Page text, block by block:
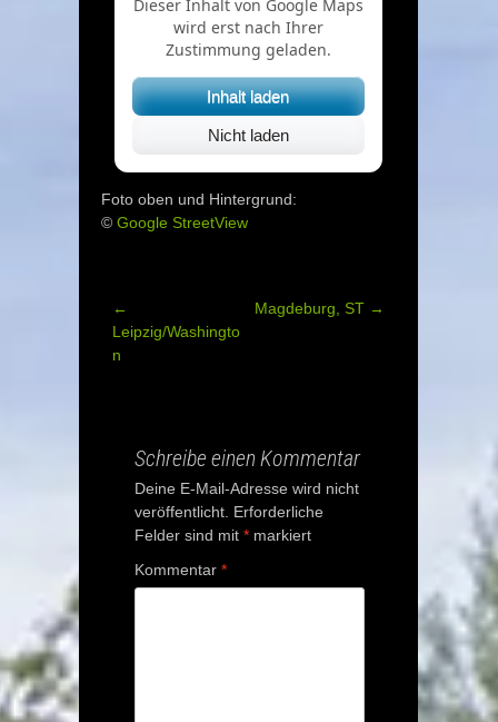
Dieser Inhalt von Google Maps
wird erst nach Ihrer
Zustimmung geladen.
Inhalt laden
Nicht laden
Foto oben und Hintergrund:
© Google StreetView
Post
←
Leipzig/Washingto
n
Magdeburg, ST →
Schreibe einen Kommentar
Deine E-Mail-Adresse wird nicht
veröffentlicht. Erforderliche
Felder sind mit * markiert
Kommentar *